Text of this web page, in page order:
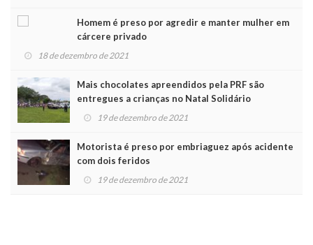
Homem é preso por agredir e manter mulher em
cárcere privado
18 de dezembro de 2021
Mais chocolates apreendidos pela PRF são
entregues a crianças no Natal Solidário
19 de dezembro de 2021
Motorista é preso por embriaguez após acidente
com dois feridos
19 de dezembro de 2021